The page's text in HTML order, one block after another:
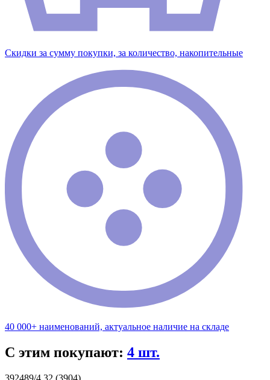
Скидки за сумму покупки, за количество, накопительные
40 000+ наименований, актуальное наличие на складе
С этим покупают: 4 шт.
392489/4 32 (3904)